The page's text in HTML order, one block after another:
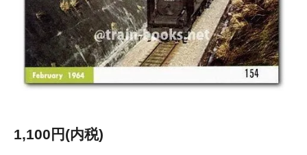
1,100円(内税)